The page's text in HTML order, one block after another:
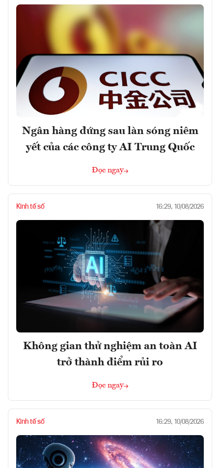
Ngân hàng đứng sau làn sóng niêm
yết của các công ty AI Trung Quốc
Đọc ngay
Kinh tế số 16:29, 10/08/2026
Không gian thử nghiệm an toàn AI
trở thành điểm rủi ro
Đọc ngay
Kinh tế số 16:29, 10/08/2026